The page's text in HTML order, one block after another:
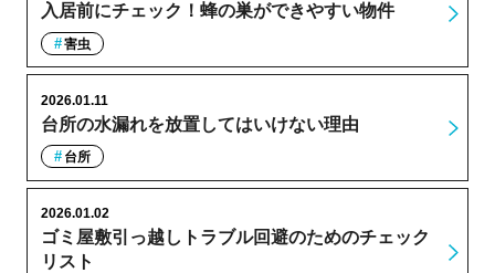
入居前にチェック！蜂の巣ができやすい物件
害虫
台所の水漏れを放置してはいけない理由
2026.01.11
台所
ゴミ屋敷引っ越しトラブル回避のためのチェック
リスト
2026.01.02